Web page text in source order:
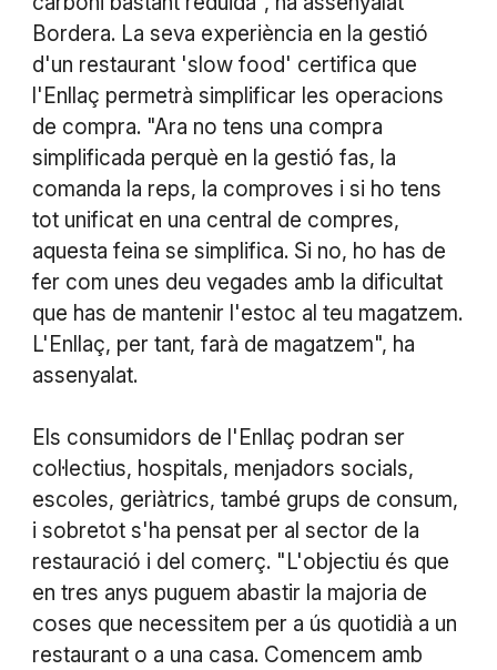
Bordera. La seva experiència en la gestió
d'un restaurant 'slow food' certifica que
l'Enllaç permetrà simplificar les operacions
de compra. "Ara no tens una compra
simplificada perquè en la gestió fas, la
comanda la reps, la comproves i si ho tens
tot unificat en una central de compres,
aquesta feina se simplifica. Si no, ho has de
fer com unes deu vegades amb la dificultat
que has de mantenir l'estoc al teu magatzem.
L'Enllaç, per tant, farà de magatzem", ha
assenyalat.
Els consumidors de l'Enllaç podran ser
col·lectius, hospitals, menjadors socials,
escoles, geriàtrics, també grups de consum,
i sobretot s'ha pensat per al sector de la
restauració i del comerç. "L'objectiu és que
en tres anys puguem abastir la majoria de
coses que necessitem per a ús quotidià a un
restaurant o a una casa. Comencem amb